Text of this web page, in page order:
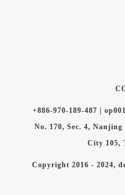
+886-970-189-487 |
No. 170, Sec. 4,
City 105,
Copyright 2016 - 2024,